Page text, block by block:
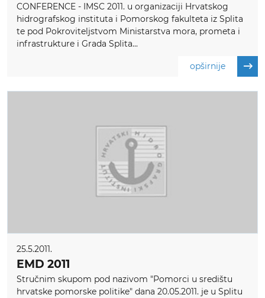
CONFERENCE - IMSC 2011. u organizaciji Hrvatskog
hidrografskog instituta i Pomorskog fakulteta iz Splita
te pod Pokroviteljstvom Ministarstva mora, prometa i
infrastrukture i Grada Splita...
opširnije
25.5.2011.
EMD 2011
Stručnim skupom pod nazivom "Pomorci u središtu
hrvatske pomorske politike" dana 20.05.2011. je u Splitu